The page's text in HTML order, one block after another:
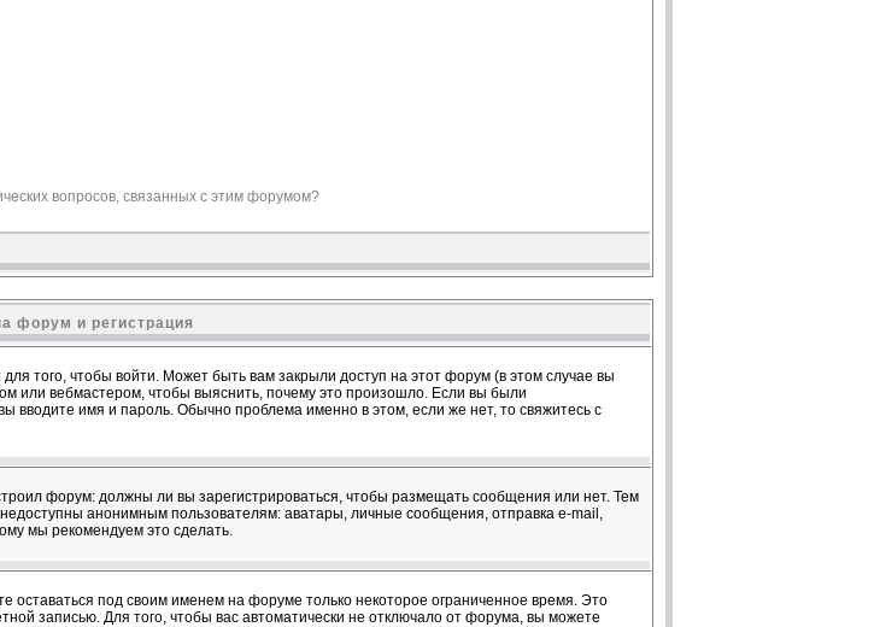
вопросов, связанных с этим форумом?
форум и регистрация
того, чтобы войти. Может быть вам закрыли доступ на этот форум (в этом случае вы
или вебмастером, чтобы выяснить, почему это произошло. Если вы были
вводите имя и пароль. Обычно проблема именно в этом, если же нет, то свяжитесь с
форум: должны ли вы зарегистрироваться, чтобы размещать сообщения или нет. Тем
анонимным пользователям: аватары, личные сообщения, отправка e-mail,
мы рекомендуем это сделать.
оставаться под своим именем на форуме только некоторое ограниченное время. Это
записью. Для того, чтобы вас автоматически не отключало от форума, вы можете